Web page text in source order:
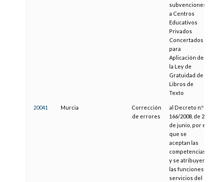
subvenciones
a Centros
Educativos
Privados
Concertados
para
Aplicación de
la Ley de
Gratuidad de
Libros de
Texto
20041 Murcia
Corrección
de errores
al Decreto n.º
166/2008, de 27
de junio, por el
que se
aceptan las
competencias
y se atribuyen
las funciones y
servicios del